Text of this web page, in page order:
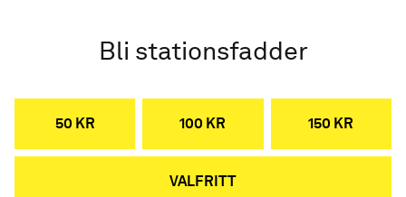
Bli stationsfadder
50 KR 100 KR 150 KR
VALFRITT